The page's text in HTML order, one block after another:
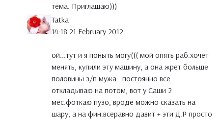
тема. Приглашаю)))
Tatka
14:18 21 February 2012
ой...тут и я поныть могу((( мой опять раб.хочет
менять, купили эту машину, а она жрет больше
половины з/п мужа...постоянно все
откладываю на потом, вот у Саши 2
мес.фоткаю пузо, вроде можно сказать на
шару, а на фин.всеравно давит + эти Д.Р просто